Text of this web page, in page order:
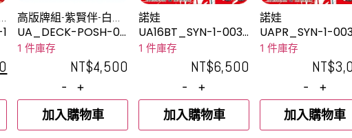
高版牌組-紫賢伴-白假
面&時生&穆頓
UA_DECK-POSH-00
04
1 件庫存
NT$4,500
-
+
加入購物車
諾娃
UA16BT_SYN-1-003
_2UR
1 件庫存
NT$6,500
-
+
加入購物車
諾娃
UAPR_SYN-1-
1 件庫存
NT$
-
+
加入購物車